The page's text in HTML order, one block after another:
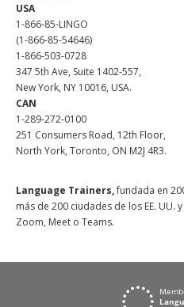
USA
1-866-85-LINGO
(1-866-85-54646)
1-866-503-0728
347 5th Ave, Suite 1402-557,
New York, NY 10016, USA.
CAN
1-289-272-0100
251 Consumers Road, 12th Floor,
North York, Toronto, ON M2J 4R3.
Language Trainers,fundada en
más de 200 ciudades de los EE. UU.
Zoom, Meet o Teams.